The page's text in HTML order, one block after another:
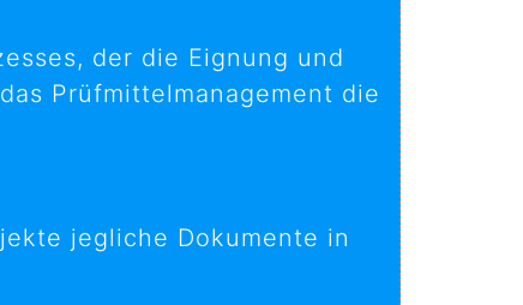
der die Eignung und
Prüfmittelmanagement die
jegliche Dokumente in